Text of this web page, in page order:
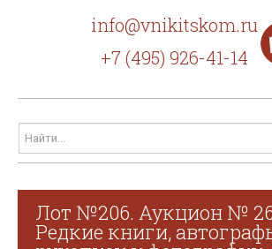
info@vnikitskom.ru
+7 (495) 926-41-14
Лот №206. Аукцион №
Редкие книги,